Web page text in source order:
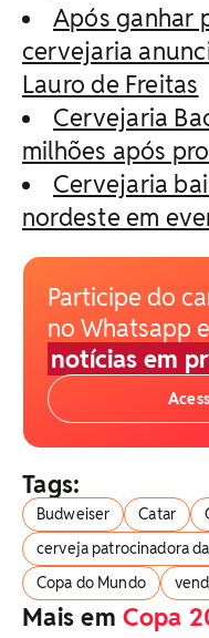
Após ganhar
cervejaria
Lauro de Freitas
Cervejaria
milhões após
Cervejaria
nordeste em
Participe do
no Whatsapp
notícias em
Tags:
Budweiser Catar
cerveja patrocinadora
Copa do Mundo
Mais emCopa